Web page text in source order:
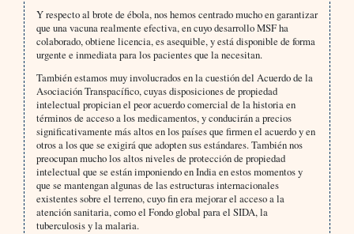
Y respecto al brote de ébola, nos hemos centrado mucho en garantizar
que una vacuna realmente efectiva, en cuyo desarrollo MSF ha
colaborado, obtiene licencia, es asequible, y está disponible de forma
urgente e inmediata para los pacientes que la necesitan.
También estamos muy involucrados en la cuestión del Acuerdo de la
Asociación Transpacífico, cuyas disposiciones de propiedad
intelectual propician el peor acuerdo comercial de la historia en
términos de acceso a los medicamentos, y conducirán a precios
significativamente más altos en los países que firmen el acuerdo y en
otros a los que se exigirá que adopten sus estándares. También nos
preocupan mucho los altos niveles de protección de propiedad
intelectual que se están imponiendo en India en estos momentos y
que se mantengan algunas de las estructuras internacionales
existentes sobre el terreno, cuyo fin era mejorar el acceso a la
atención sanitaria, como el Fondo global para el SIDA, la
tuberculosis y la malaria.